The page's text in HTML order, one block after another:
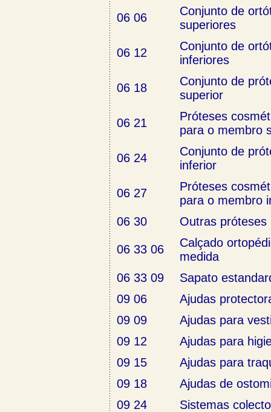
06 06
Conjunto de
superiores
06 12
Conjunto de
inferiores
06 18
Conjunto de
superior
06 21
Próteses
para o membro
06 24
Conjunto de
inferior
06 27
Próteses
para o membro
06 30
Outras
06 33 06
Calçado
medida
06 33 09
Sapato
09 06
Ajudas
09 09
Ajudas para
09 12
Ajudas para
09 15
Ajudas para
09 18
Ajudas de
09 24
Sistemas